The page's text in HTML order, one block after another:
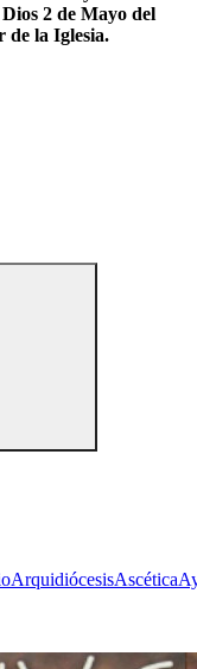
2 de Mayo del
de la Iglesia.
ArquidiócesisAscética